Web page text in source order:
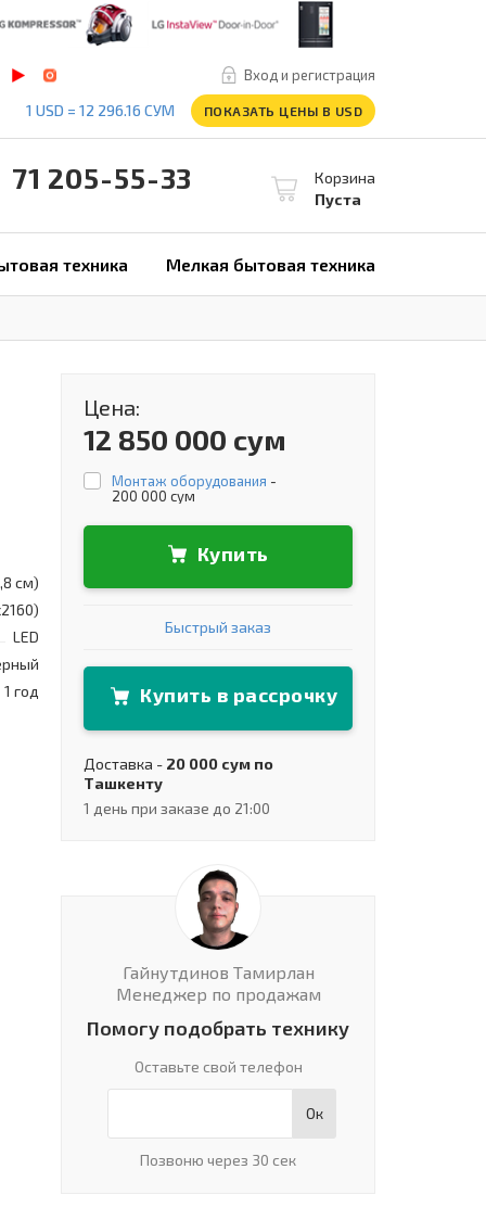
Вход и регистрация
1 USD = 12 296.16 СУМ ПОКАЗАТЬ ЦЕНЫ В USD
Корзина
Пуста
205-55-33
техника Мелкая бытовая техника
см)
LED
1 год
Цена:
12 850 000 сум
Монтаж оборудования -
200 000 сум
Купить
Быстрый заказ
Купить в рассрочку
Доставка - 20 000 сум по
Ташкенту
1 день при заказе до 21:00
Гайнутдинов Тамирлан
Менеджер по продажам
Помогу подобрать технику
Оставьте свой телефон
Ок
Позвоню через 30 сек